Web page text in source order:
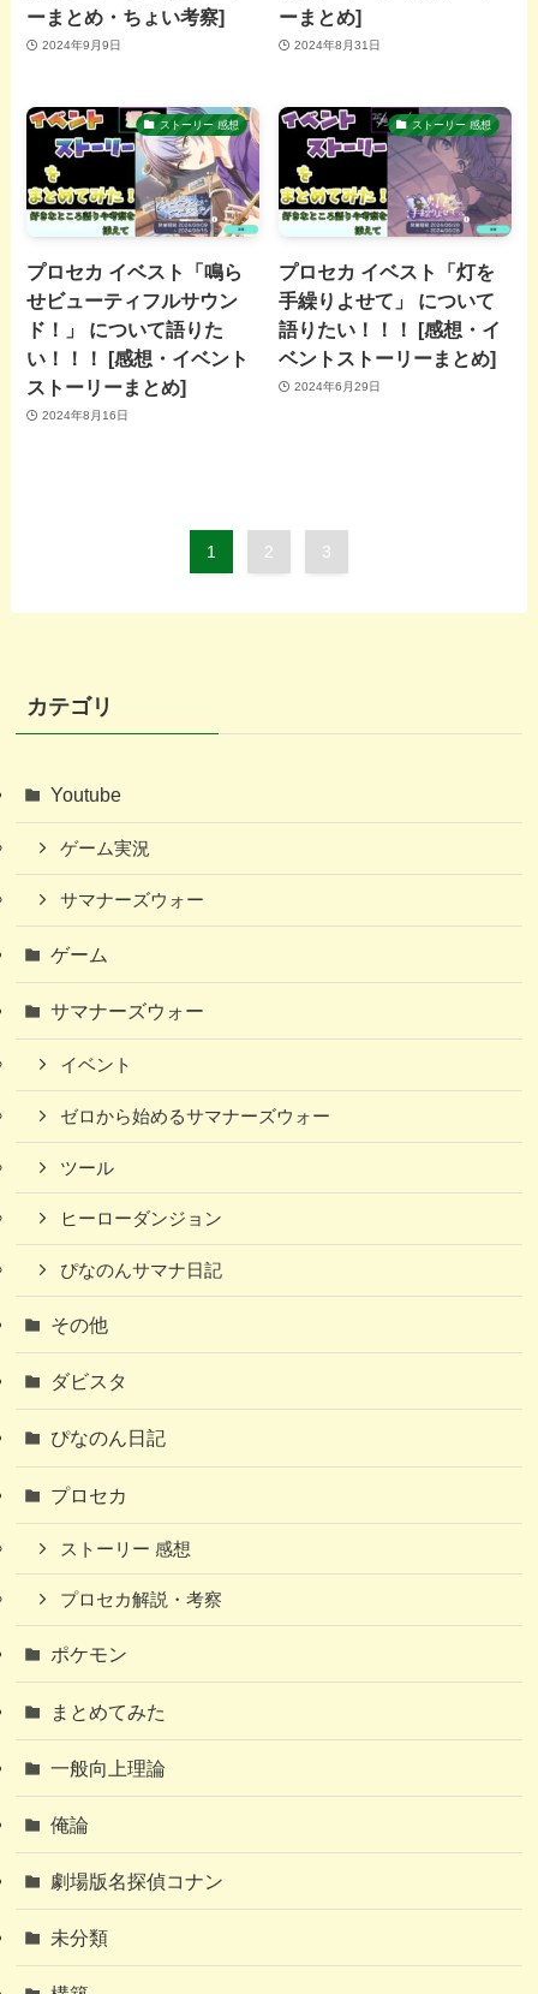
ーまとめ・ちょい考察]
2024年9月9日
ーまとめ]
2024年8月31日
ストーリー 感想
プロセカ イベスト「鳴ら
せビューティフルサウン
ド！」 について語りた
い！！！ [感想・イベント
ストーリーまとめ]
2024年8月16日
ストーリー 感想
プロセカ イベスト「灯を
手繰りよせて」 について
語りたい！！！ [感想・イ
ベントストーリーまとめ]
2024年6月29日
1 2 3
カテゴリ
Youtube
ゲーム実況
サマナーズウォー
ゲーム
サマナーズウォー
イベント
ゼロから始めるサマナーズウォー
ツール
ヒーローダンジョン
ぴなのんサマナ日記
その他
ダビスタ
ぴなのん日記
プロセカ
ストーリー 感想
プロセカ解説・考察
ポケモン
まとめてみた
一般向上理論
俺論
劇場版名探偵コナン
未分類